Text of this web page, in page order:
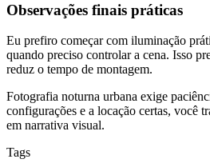
Observações finais práticas
Eu prefiro começar com iluminação
quando preciso controlar a cena. Isso
reduz o tempo de montagem.
Fotografia noturna urbana exige
configurações e a locação certas, você
em narrativa visual.
Tags